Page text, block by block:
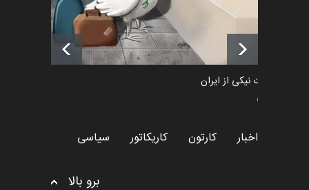
فراخوان رویداد کارگاهی کارتون و
پوستر "ایران سربل…
اخبار 6 ماه قبل
طراوت نیکی از ایران
سیاسی
اخبار کارتون کاریکاتور سیاسی
برو بالا